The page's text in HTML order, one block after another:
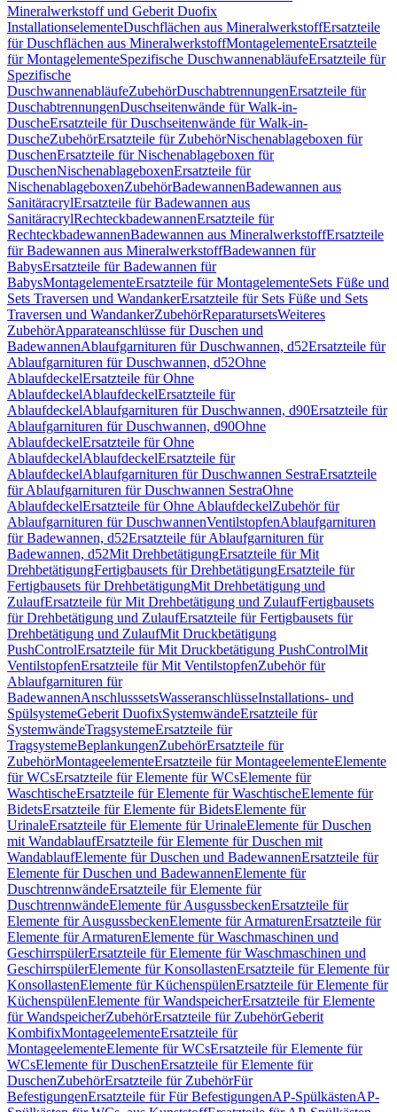
Mineralwerkstoff und Geberit Duofix
InstallationselementeDuschflächen aus MineralwerkstoffErsatzteile
für Duschflächen aus MineralwerkstoffMontagelementeErsatzteile
für MontagelementeSpezifische DuschwannenabläufeErsatzteile für
Spezifische
DuschwannenabläufeZubehörDuschabtrennungenErsatzteile für
DuschabtrennungenDuschseitenwände für Walk-in-
DuscheErsatzteile für Duschseitenwände für Walk-in-
DuscheZubehörErsatzteile für ZubehörNischenablageboxen für
DuschenErsatzteile für Nischenablageboxen für
DuschenNischenablageboxenErsatzteile für
NischenablageboxenZubehörBadewannenBadewannen aus
SanitäracrylErsatzteile für Badewannen aus
SanitäracrylRechteckbadewannenErsatzteile für
RechteckbadewannenBadewannen aus MineralwerkstoffErsatzteile
für Badewannen aus MineralwerkstoffBadewannen für
BabysErsatzteile für Badewannen für
BabysMontagelementeErsatzteile für MontagelementeSets Füße und
Sets Traversen und WandankerErsatzteile für Sets Füße und Sets
Traversen und WandankerZubehörReparatursetsWeiteres
ZubehörApparateanschlüsse für Duschen und
BadewannenAblaufgarnituren für Duschwannen, d52Ersatzteile für
Ablaufgarnituren für Duschwannen, d52Ohne
AblaufdeckelErsatzteile für Ohne
AblaufdeckelAblaufdeckelErsatzteile für
AblaufdeckelAblaufgarnituren für Duschwannen, d90Ersatzteile für
Ablaufgarnituren für Duschwannen, d90Ohne
AblaufdeckelErsatzteile für Ohne
AblaufdeckelAblaufdeckelErsatzteile für
AblaufdeckelAblaufgarnituren für Duschwannen SestraErsatzteile
für Ablaufgarnituren für Duschwannen SestraOhne
AblaufdeckelErsatzteile für Ohne AblaufdeckelZubehör für
Ablaufgarnituren für DuschwannenVentilstopfenAblaufgarnituren
für Badewannen, d52Ersatzteile für Ablaufgarnituren für
Badewannen, d52Mit DrehbetätigungErsatzteile für Mit
DrehbetätigungFertigbausets für DrehbetätigungErsatzteile für
Fertigbausets für DrehbetätigungMit Drehbetätigung und
ZulaufErsatzteile für Mit Drehbetätigung und ZulaufFertigbausets
für Drehbetätigung und ZulaufErsatzteile für Fertigbausets für
Drehbetätigung und ZulaufMit Druckbetätigung
PushControlErsatzteile für Mit Druckbetätigung PushControlMit
VentilstopfenErsatzteile für Mit VentilstopfenZubehör für
Ablaufgarnituren für
BadewannenAnschlusssetsWasseranschlüsseInstallations- und
SpülsystemeGeberit DuofixSystemwändeErsatzteile für
SystemwändeTragsystemeErsatzteile für
TragsystemeBeplankungenZubehörErsatzteile für
ZubehörMontageelementeErsatzteile für MontageelementeElemente
für WCsErsatzteile für Elemente für WCsElemente für
WaschtischeErsatzteile für Elemente für WaschtischeElemente für
BidetsErsatzteile für Elemente für BidetsElemente für
UrinaleErsatzteile für Elemente für UrinaleElemente für Duschen
mit WandablaufErsatzteile für Elemente für Duschen mit
WandablaufElemente für Duschen und BadewannenErsatzteile für
Elemente für Duschen und BadewannenElemente für
DuschtrennwändeErsatzteile für Elemente für
DuschtrennwändeElemente für AusgussbeckenErsatzteile für
Elemente für AusgussbeckenElemente für ArmaturenErsatzteile für
Elemente für ArmaturenElemente für Waschmaschinen und
GeschirrspülerErsatzteile für Elemente für Waschmaschinen und
GeschirrspülerElemente für KonsollastenErsatzteile für Elemente für
KonsollastenElemente für KüchenspülenErsatzteile für Elemente für
KüchenspülenElemente für WandspeicherErsatzteile für Elemente
für WandspeicherZubehörErsatzteile für ZubehörGeberit
KombifixMontageelementeErsatzteile für
MontageelementeElemente für WCsErsatzteile für Elemente für
WCsElemente für DuschenErsatzteile für Elemente für
DuschenZubehörErsatzteile für ZubehörFür
BefestigungenErsatzteile für Für BefestigungenAP-SpülkästenAP-